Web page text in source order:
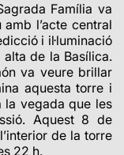
Família va
l’acte central
i il·luminació
de la Basílica.
va veure brillar
aquesta torre i
la vegada que les
Aquest 8 de
de la torre
22 h.